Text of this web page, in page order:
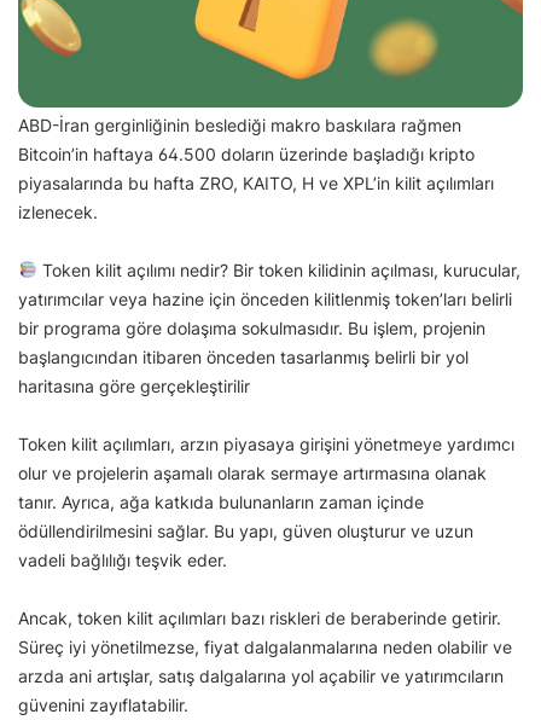
ABD-İran gerginliğinin beslediği makro baskılara rağmen
Bitcoin’in haftaya 64.500 doların üzerinde başladığı kripto
piyasalarında bu hafta ZRO, KAITO, H ve XPL’in kilit açılımları
izlenecek.
Token kilit açılımı nedir? Bir token kilidinin açılması, kurucular,
yatırımcılar veya hazine için önceden kilitlenmiş token’ları belirli
bir programa göre dolaşıma sokulmasıdır. Bu işlem, projenin
başlangıcından itibaren önceden tasarlanmış belirli bir yol
haritasına göre gerçekleştirilir
Token kilit açılımları, arzın piyasaya girişini yönetmeye yardımcı
olur ve projelerin aşamalı olarak sermaye artırmasına olanak
tanır. Ayrıca, ağa katkıda bulunanların zaman içinde
ödüllendirilmesini sağlar. Bu yapı, güven oluşturur ve uzun
vadeli bağlılığı teşvik eder.
Ancak, token kilit açılımları bazı riskleri de beraberinde getirir.
Süreç iyi yönetilmezse, fiyat dalgalanmalarına neden olabilir ve
arzda ani artışlar, satış dalgalarına yol açabilir ve yatırımcıların
güvenini zayıflatabilir.